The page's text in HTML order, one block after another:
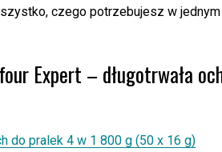
czego potrzebujesz w
Expert – długotrwała